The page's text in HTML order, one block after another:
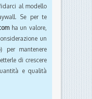
al modello
Se per te
ha un valore,
un
per mantenere
di crescere
e qualità